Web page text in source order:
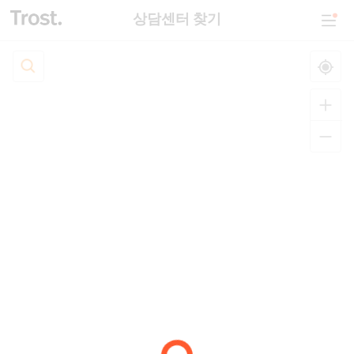
상담센터 찾기